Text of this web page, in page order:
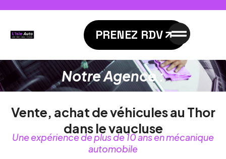
PRENEZ RDV
Notre Agence :
Vente, achat de véhicules au Thor
dans le vaucluse
Une expérience de plus de 10 ans en mécanique
automobile